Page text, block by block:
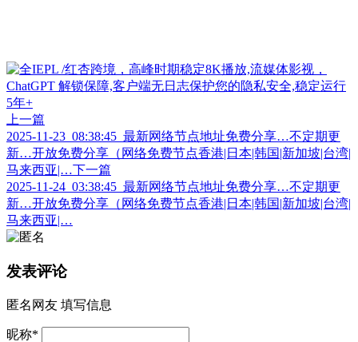
上一篇
2025-11-23_08:38:45_最新网络节点地址免费分享…不定期更
新…开放免费分享（网络免费节点香港|日本|韩国|新加坡|台湾|
马来西亚|… 下一篇
2025-11-24_03:38:45_最新网络节点地址免费分享…不定期更
新…开放免费分享（网络免费节点香港|日本|韩国|新加坡|台湾|
马来西亚|…
发表评论
匿名网友 填写信息
昵称*